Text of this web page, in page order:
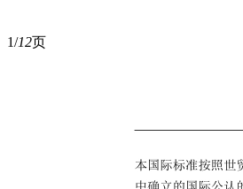
1/12页